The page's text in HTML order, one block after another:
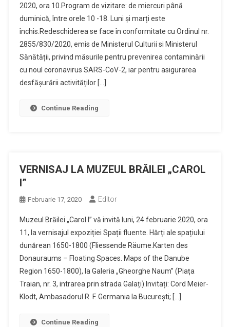
2020, ora 10.Program de vizitare: de miercuri până
duminică, între orele 10 -18. Luni și marți este
închis.Redeschiderea se face în conformitate cu Ordinul nr.
2855/830/2020, emis de Ministerul Culturii si Ministerul
Sănătății, privind măsurile pentru prevenirea contaminării
cu noul coronavirus SARS-CoV-2, iar pentru asigurarea
desfășurării activităților […]
Continue Reading
VERNISAJ LA MUZEUL BRĂILEI „CAROL
I”
Februarie 17, 2020 Editor
Muzeul Brăilei „Carol I” vă invită luni, 24 februarie 2020, ora
11, la vernisajul expoziției Spații fluente. Hărți ale spațiului
dunărean 1650-1800 (Fliessende Räume.Karten des
Donauraums – Floating Spaces. Maps of the Danube
Region 1650-1800), la Galeria „Gheorghe Naum” (Piața
Traian, nr. 3, intrarea prin strada Galați).Invitați: Cord Meier-
Klodt, Ambasadorul R. F. Germania la București; […]
Continue Reading